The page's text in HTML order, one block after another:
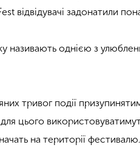
відвідувачі задонатили
називають однією з
тривог події
цього
на території фестивалю.